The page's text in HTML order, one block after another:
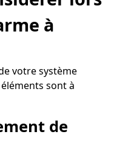
à
votre système
sont à
de